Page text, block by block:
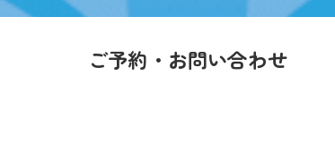
ご予約・お問い合わせ